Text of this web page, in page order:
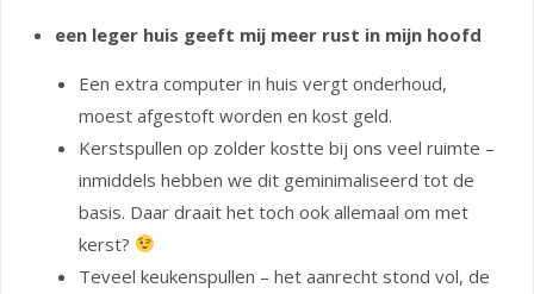
een leger huis geeft mij meer rust in mijn hoofd
Een extra computer in huis vergt onderhoud,
moest afgestoft worden en kost geld.
Kerstspullen op zolder kostte bij ons veel ruimte –
inmiddels hebben we dit geminimaliseerd tot de
basis. Daar draait het toch ook allemaal om met
kerst?
Teveel keukenspullen – het aanrecht stond vol, de